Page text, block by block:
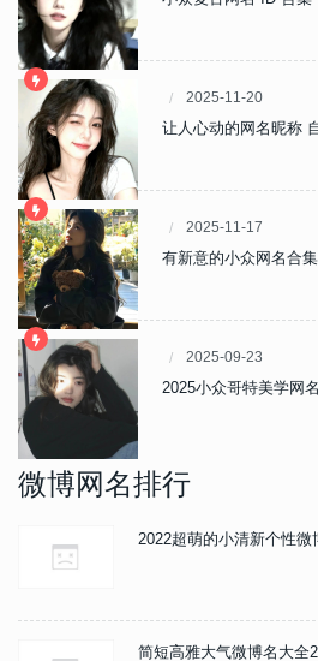
2025-11-20
让人心动的网名昵称
2025-11-17
有新意的小众网名合
2025-09-23
2025小众哥特美学网
微博网名排行
2022超萌的小清新个性
简短高雅大气微博名大全